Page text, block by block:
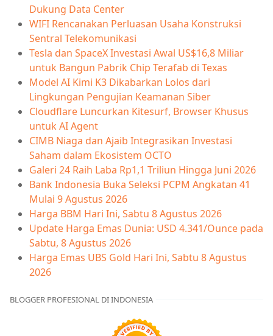
Dukung Data Center
WIFI Rencanakan Perluasan Usaha Konstruksi
Sentral Telekomunikasi
Tesla dan SpaceX Investasi Awal US$16,8 Miliar
untuk Bangun Pabrik Chip Terafab di Texas
Model AI Kimi K3 Dikabarkan Lolos dari
Lingkungan Pengujian Keamanan Siber
Cloudflare Luncurkan Kitesurf, Browser Khusus
untuk AI Agent
CIMB Niaga dan Ajaib Integrasikan Investasi
Saham dalam Ekosistem OCTO
Galeri 24 Raih Laba Rp1,1 Triliun Hingga Juni 2026
Bank Indonesia Buka Seleksi PCPM Angkatan 41
Mulai 9 Agustus 2026
Harga BBM Hari Ini, Sabtu 8 Agustus 2026
Update Harga Emas Dunia: USD 4.341/Ounce pada
Sabtu, 8 Agustus 2026
Harga Emas UBS Gold Hari Ini, Sabtu 8 Agustus
2026
BLOGGER PROFESIONAL DI INDONESIA